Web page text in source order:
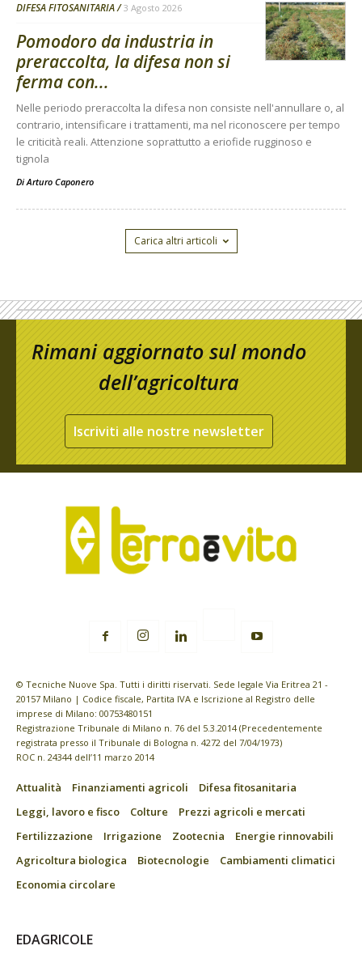
DIFESA FITOSANITARIA 3 Agosto 2026
Pomodoro da industria in
preraccolta, la difesa non si
ferma con...
Nelle periodo preraccolta la difesa non consiste nell'annullare o, al
contrario, intensificare i trattamenti, ma nel riconoscere per tempo
le criticità reali. Attenzione soprattutto a eriofide rugginoso e
tignola
DiArturo Caponero
Carica altri articoli
Rimani aggiornato sul mondo
dell’agricoltura
Iscriviti alle nostre newsletter
© Tecniche Nuove Spa. Tutti i diritti riservati. Sede legale Via Eritrea 21 -
20157 Milano | Codice fiscale, Partita IVA e Iscrizione al Registro delle
imprese di Milano: 00753480151
Registrazione Tribunale di Milano n. 76 del 5.3.2014 (Precedentemente
registrata presso il Tribunale di Bologna n. 4272 del 7/04/1973)
ROC n. 24344 dell’11 marzo 2014
Attualità Finanziamenti agricoli
Difesa fitosanitaria
Leggi, lavoro e fisco
Colture
Prezzi agricoli e mercati
Fertilizzazione
Irrigazione Zootecnia
Energie rinnovabili
Agricoltura biologica
Biotecnologie
Cambiamenti climatici
Economia circolare
EDAGRICOLE